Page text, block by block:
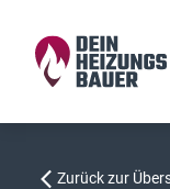
Zurück zur